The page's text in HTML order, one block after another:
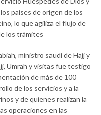
países de origen de los
lo que agiliza el flujo de
los trámites
ministro saudí de Hajj y
Umrah y visitas fue testigo
de más de 100
de los servicios y a la
y de quienes realizan la
operaciones en las